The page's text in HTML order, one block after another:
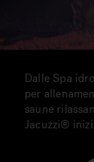
Dalle Spa
per
saune
Jacuzzi®